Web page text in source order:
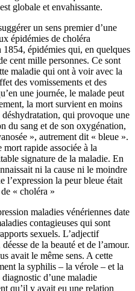
globale et envahissante.
un sens premier d’une
épidémies de choléra
1854, épidémies qui, en quelques
cent mille personnes. Ce sont
maladie qui ont à voir avec la
des vomissements et des
une journée, le malade peut
la mort survient en moins
qui provoque une
du sang et de son oxygénation,
», autrement dit « bleue ».
rapide associée à la
signature de la maladie. En
ni la cause ni le moindre
l’expression la peur bleue était
« choléra »
maladies vénériennes date
contagieuses qui sont
sexuels. L’adjectif
de la beauté et de l’amour.
avait le même sens. A cette
la syphilis – la vérole – et la
d’une maladie
qu’il y avait eu une relation